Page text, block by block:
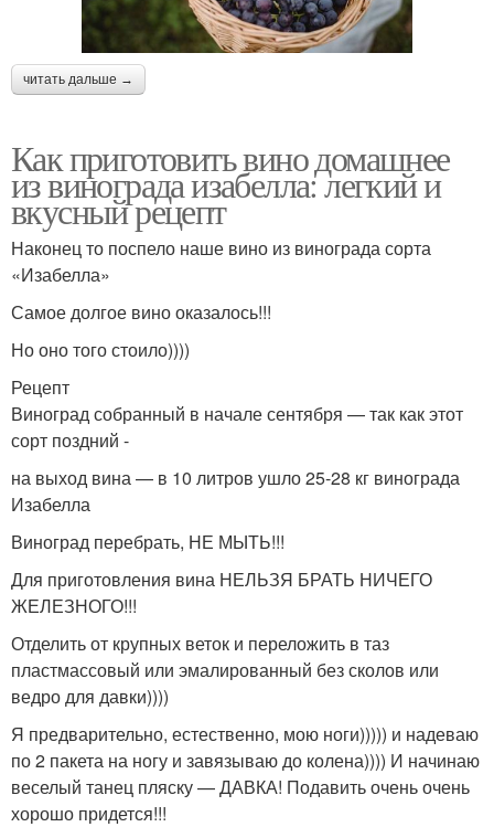
читать дальше →
Как приготовить вино домашнее
из винограда изабелла: легкий и
вкусный рецепт
Наконец то поспело наше вино из винограда сорта
«Изабелла»
Самое долгое вино оказалось!!!
Но оно того стоило))))
Рецепт
Виноград собранный в начале сентября — так как этот
сорт поздний -
на выход вина — в 10 литров ушло 25-28 кг винограда
Изабелла
Виноград перебрать, НЕ МЫТЬ!!!
Для приготовления вина НЕЛЬЗЯ БРАТЬ НИЧЕГО
ЖЕЛЕЗНОГО!!!
Отделить от крупных веток и переложить в таз
пластмассовый или эмалированный без сколов или
ведро для давки))))
Я предварительно, естественно, мою ноги))))) и надеваю
по 2 пакета на ногу и завязываю до колена)))) И начинаю
веселый танец пляску — ДАВКА! Подавить очень очень
хорошо придется!!!